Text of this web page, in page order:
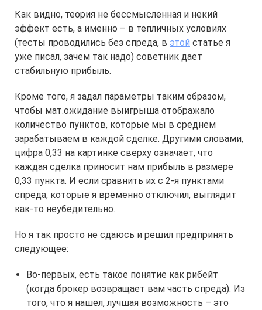
Как видно, теория не бессмысленная и некий
эффект есть, а именно – в тепличных условиях
(тесты проводились без спреда, в этой статье я
уже писал, зачем так надо) советник дает
стабильную прибыль.
Кроме того, я задал параметры таким образом,
чтобы мат.ожидание выигрыша отображало
количество пунктов, которые мы в среднем
зарабатываем в каждой сделке. Другими словами,
цифра 0,33 на картинке сверху означает, что
каждая сделка приносит нам прибыль в размере
0,33 пункта. И если сравнить их с 2-я пунктами
спреда, которые я временно отключил, выглядит
как-то неубедительно.
Но я так просто не сдаюсь и решил предпринять
следующее:
Во-первых, есть такое понятие как рибейт
(когда брокер возвращает вам часть спреда). Из
того, что я нашел, лучшая возможность – это